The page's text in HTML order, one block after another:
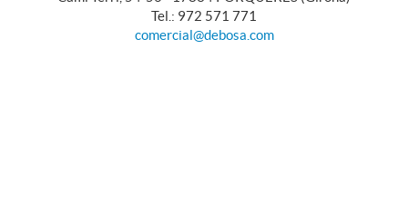
Tel.: 972 571 771
comercial@debosa.com